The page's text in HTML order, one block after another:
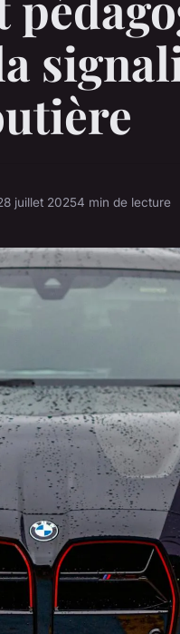
juillet 20254 min de lecture